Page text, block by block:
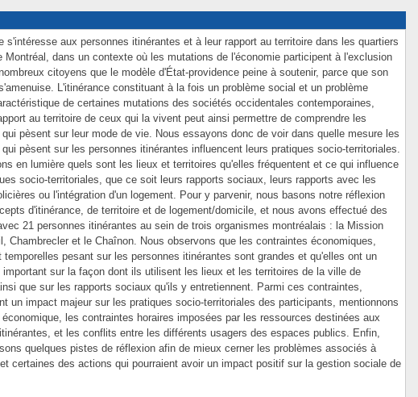
s'intéresse aux personnes itinérantes et à leur rapport au territoire dans les quartiers
Montréal, dans un contexte où les mutations de l'économie participent à l'exclusion
citoyens que le modèle d'État-providence peine à soutenir, parce que son
L'itinérance constituant à la fois un problème social et un problème
de certaines mutations des sociétés occidentales contemporaines,
au territoire de ceux qui la vivent peut ainsi permettre de comprendre les
pèsent sur leur mode de vie. Nous essayons donc de voir dans quelle mesure les
pèsent sur les personnes itinérantes influencent leurs pratiques socio-territoriales.
en lumière quels sont les lieux et territoires qu'elles fréquentent et ce qui influence
socio-territoriales, que ce soit leurs rapports sociaux, leurs rapports avec les
ou l'intégration d'un logement. Pour y parvenir, nous basons notre réflexion
d'itinérance, de territoire et de logement/domicile, et nous avons effectué des
21 personnes itinérantes au sein de trois organismes montréalais : la Mission
Chambrecler et le Chaînon. Nous observons que les contraintes économiques,
temporelles pesant sur les personnes itinérantes sont grandes et qu'elles ont un
sur la façon dont ils utilisent les lieux et les territoires de la ville de
que sur les rapports sociaux qu'ils y entretiennent. Parmi ces contraintes,
un impact majeur sur les pratiques socio-territoriales des participants, mentionnons
économique, les contraintes horaires imposées par les ressources destinées aux
et les conflits entre les différents usagers des espaces publics. Enfin,
quelques pistes de réflexion afin de mieux cerner les problèmes associés à
et certaines des actions qui pourraient avoir un impact positif sur la gestion sociale de